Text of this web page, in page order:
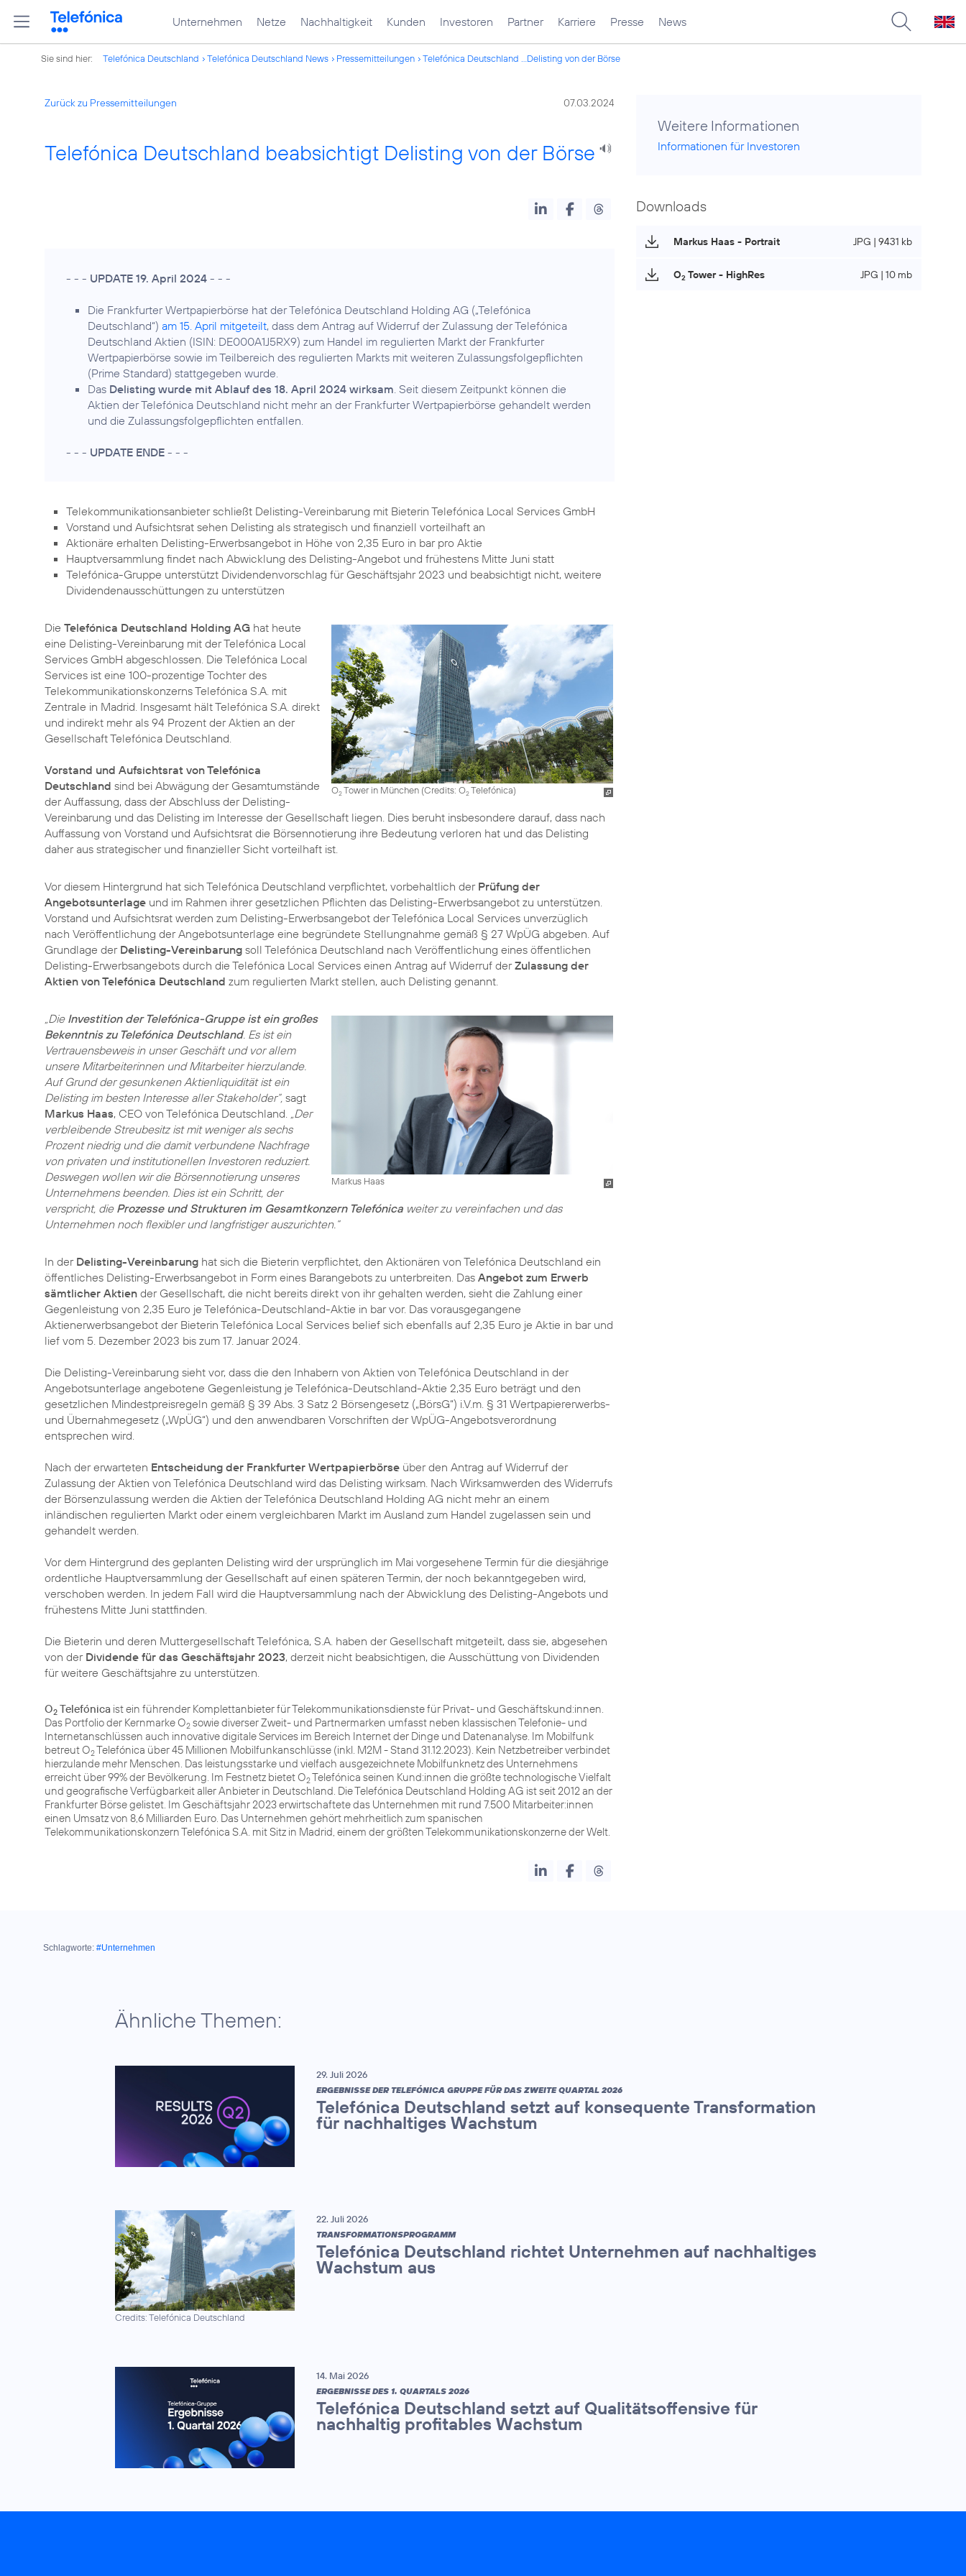
Unternehmen Netze Nachhaltigkeit Kunden Investoren Partner Karriere Presse News
Sie sind hier: Telefónica Deutschland Telefónica Deutschland News Pressemitteilungen Telefónica Deutschland ...Delisting von der Börse
Zurück zu Pressemitteilungen 07.03.2024
Telefónica Deutschland beabsichtigt Delisting von der Börse
- - - UPDATE 19. April 2024 - - -
Die Frankfurter Wertpapierbörse hat der Telefónica Deutschland Holding AG („Telefónica
Deutschland“) am 15. April mitgeteilt, dass dem Antrag auf Widerruf der Zulassung der Telefónica
Deutschland Aktien (ISIN: DE000A1J5RX9) zum Handel im regulierten Markt der Frankfurter
Wertpapierbörse sowie im Teilbereich des regulierten Markts mit weiteren Zulassungsfolgepflichten
(Prime Standard) stattgegeben wurde.
Das Delisting wurde mit Ablauf des 18. April 2024 wirksam. Seit diesem Zeitpunkt können die
Aktien der Telefónica Deutschland nicht mehr an der Frankfurter Wertpapierbörse gehandelt werden
und die Zulassungsfolgepflichten entfallen.
- - - UPDATE ENDE - - -
Telekommunikationsanbieter schließt Delisting-Vereinbarung mit Bieterin Telefónica Local Services GmbH
Vorstand und Aufsichtsrat sehen Delisting als strategisch und finanziell vorteilhaft an
Aktionäre erhalten Delisting-Erwerbsangebot in Höhe von 2,35 Euro in bar pro Aktie
Hauptversammlung findet nach Abwicklung des Delisting-Angebot und frühestens Mitte Juni statt
Telefónica-Gruppe unterstützt Dividendenvorschlag für Geschäftsjahr 2023 und beabsichtigt nicht, weitere
Dividendenausschüttungen zu unterstützen
O2Tower in München (Credits: O2Telefónica)
Die Telefónica Deutschland Holding AG hat heute
eine Delisting-Vereinbarung mit der Telefónica Local
Services GmbH abgeschlossen. Die Telefónica Local
Services ist eine 100-prozentige Tochter des
Telekommunikationskonzerns Telefónica S.A. mit
Zentrale in Madrid. Insgesamt hält Telefónica S.A. direkt
und indirekt mehr als 94 Prozent der Aktien an der
Gesellschaft Telefónica Deutschland.
Vorstand und Aufsichtsrat von Telefónica
Deutschland sind bei Abwägung der Gesamtumstände
der Auffassung, dass der Abschluss der Delisting-
Vereinbarung und das Delisting im Interesse der Gesellschaft liegen. Dies beruht insbesondere darauf, dass nach
Auffassung von Vorstand und Aufsichtsrat die Börsennotierung ihre Bedeutung verloren hat und das Delisting
daher aus strategischer und finanzieller Sicht vorteilhaft ist.
Vor diesem Hintergrund hat sich Telefónica Deutschland verpflichtet, vorbehaltlich der Prüfung der
Angebotsunterlage und im Rahmen ihrer gesetzlichen Pflichten das Delisting-Erwerbsangebot zu unterstützen.
Vorstand und Aufsichtsrat werden zum Delisting-Erwerbsangebot der Telefónica Local Services unverzüglich
nach Veröffentlichung der Angebotsunterlage eine begründete Stellungnahme gemäß § 27 WpÜG abgeben. Auf
Grundlage der Delisting-Vereinbarung soll Telefónica Deutschland nach Veröffentlichung eines öffentlichen
Delisting-Erwerbsangebots durch die Telefónica Local Services einen Antrag auf Widerruf derZulassung der
Aktien von Telefónica Deutschland zum regulierten Markt stellen, auch Delisting genannt.
Markus Haas
„Die Investition der Telefónica-Gruppe ist ein großes
Bekenntnis zu Telefónica Deutschland. Es ist ein
Vertrauensbeweis in unser Geschäft und vor allem
unsere Mitarbeiterinnen und Mitarbeiter hierzulande.
Auf Grund der gesunkenen Aktienliquidität ist ein
Delisting im besten Interesse aller Stakeholder“, sagt
Markus Haas, CEO von Telefónica Deutschland. „Der
verbleibende Streubesitz ist mit weniger als sechs
Prozent niedrig und die damit verbundene Nachfrage
von privaten und institutionellen Investoren reduziert.
Deswegen wollen wir die Börsennotierung unseres
Unternehmens beenden. Dies ist ein Schritt, der
verspricht, die Prozesse und Strukturen im Gesamtkonzern Telefónica weiter zu vereinfachen und das
Unternehmen noch flexibler und langfristiger auszurichten.“
In der Delisting-Vereinbarung hat sich die Bieterin verpflichtet, den Aktionären von Telefónica Deutschland ein
öffentliches Delisting-Erwerbsangebot in Form eines Barangebots zu unterbreiten. Das Angebot zum Erwerb
sämtlicher Aktien der Gesellschaft, die nicht bereits direkt von ihr gehalten werden, sieht die Zahlung einer
Gegenleistung von 2,35 Euro je Telefónica-Deutschland-Aktie in bar vor. Das vorausgegangene
Aktienerwerbsangebot der Bieterin Telefónica Local Services belief sich ebenfalls auf 2,35 Euro je Aktie in bar und
lief vom 5. Dezember 2023 bis zum 17. Januar 2024.
Die Delisting-Vereinbarung sieht vor, dass die den Inhabern von Aktien von Telefónica Deutschland in der
Angebotsunterlage angebotene Gegenleistung je Telefónica-Deutschland-Aktie 2,35 Euro beträgt und den
gesetzlichen Mindestpreisregeln gemäß § 39 Abs. 3 Satz 2 Börsengesetz („BörsG“) i.V.m. § 31 Wertpapiererwerbs-
und Übernahmegesetz („WpÜG“) und den anwendbaren Vorschriften der WpÜG-Angebotsverordnung
entsprechen wird.
Nach der erwarteten Entscheidung der Frankfurter Wertpapierbörse über den Antrag auf Widerruf der
Zulassung der Aktien von Telefónica Deutschland wird das Delisting wirksam. Nach Wirksamwerden des Widerrufs
der Börsenzulassung werden die Aktien der Telefónica Deutschland Holding AG nicht mehr an einem
inländischen regulierten Markt oder einem vergleichbaren Markt im Ausland zum Handel zugelassen sein und
gehandelt werden.
Vor dem Hintergrund des geplanten Delisting wird der ursprünglich im Mai vorgesehene Termin für die diesjährige
ordentliche Hauptversammlung der Gesellschaft auf einen späteren Termin, der noch bekanntgegeben wird,
verschoben werden. In jedem Fall wird die Hauptversammlung nach der Abwicklung des Delisting-Angebots und
frühestens Mitte Juni stattfinden.
Die Bieterin und deren Muttergesellschaft Telefónica, S.A. haben der Gesellschaft mitgeteilt, dass sie, abgesehen
von der Dividende für das Geschäftsjahr 2023, derzeit nicht beabsichtigen, die Ausschüttung von Dividenden
für weitere Geschäftsjahre zu unterstützen.
O2 Telefónica ist ein führender Komplettanbieter für Telekommunikationsdienste für Privat- und Geschäftskund:innen.
Das Portfolio der Kernmarke O2 sowie diverser Zweit- und Partnermarken umfasst neben klassischen Telefonie- und
Internetanschlüssen auch innovative digitale Services im Bereich Internet der Dinge und Datenanalyse. Im Mobilfunk
betreut O2Telefónica über 45 Millionen Mobilfunkanschlüsse (inkl. M2M - Stand 31.12.2023). Kein Netzbetreiber verbindet
hierzulande mehr Menschen. Das leistungsstarke und vielfach ausgezeichnete Mobilfunknetz des Unternehmens
erreicht über 99% der Bevölkerung. Im Festnetz bietet O2Telefónica seinen Kund:innen die größte technologische Vielfalt
und geografische Verfügbarkeit aller Anbieter in Deutschland. Die Telefónica Deutschland Holding AG ist seit 2012 an der
Frankfurter Börse gelistet. Im Geschäftsjahr 2023 erwirtschaftete das Unternehmen mit rund 7.500 Mitarbeiter:innen
einen Umsatz von 8,6 Milliarden Euro. Das Unternehmen gehört mehrheitlich zum spanischen
Telekommunikationskonzern Telefónica S.A. mit Sitz in Madrid, einem der größten Telekommunikationskonzerne der Welt.
Weitere Informationen
Informationen für Investoren
Downloads
Markus Haas - Portrait JPG | 9431 kb
O2 Tower - HighRes JPG | 10 mb
Schlagworte: #Unternehmen
Ähnliche Themen:
29. Juli 2026
ERGEBNISSE DER TELEFÓNICA GRUPPE FÜR DAS ZWEITE QUARTAL 2026
Telefónica Deutschland setzt auf konsequente Transformation
für nachhaltiges Wachstum
Credits: Telefónica Deutschland
22. Juli 2026
TRANSFORMATIONSPROGRAMM
Telefónica Deutschland richtet Unternehmen auf nachhaltiges
Wachstum aus
14. Mai 2026
ERGEBNISSE DES 1. QUARTALS 2026
Telefónica Deutschland setzt auf Qualitätsoffensive für
nachhaltig profitables Wachstum